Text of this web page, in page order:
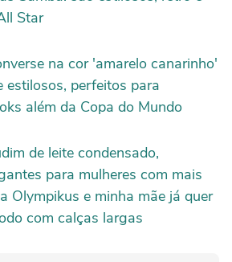
Star
na cor 'amarelo canarinho'
estilosos, perfeitos para
além da Copa do Mundo
de leite condensado,
para mulheres com mais
Olympikus e minha mãe já quer
com calças largas